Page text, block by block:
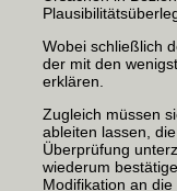
Wobei schließlich
der mit den
erklären.
Zugleich müssen
ableiten lassen,
Überprüfung
wiederum
Modifikation an